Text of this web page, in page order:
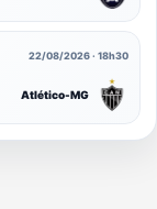
22/08/2026 · 18h30
Atlético-MG